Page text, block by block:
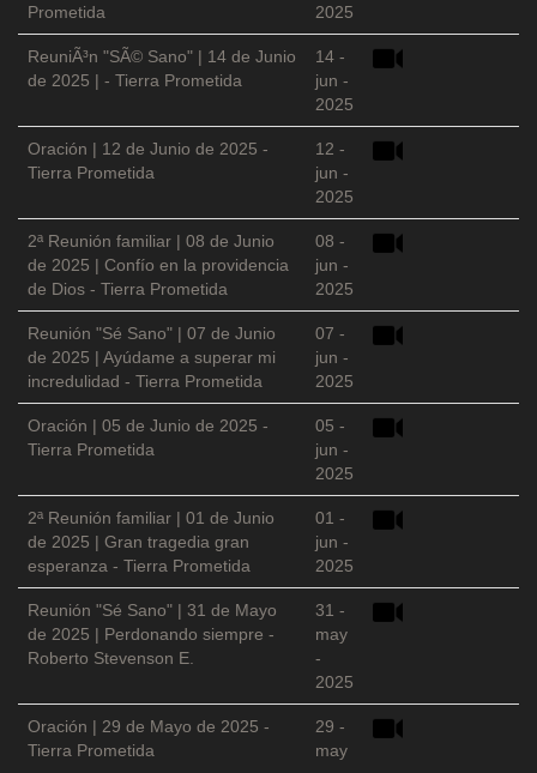
Prometida
2025
ReuniÃ³n "SÃ© Sano" | 14 de Junio
de 2025 | - Tierra Prometida
14 -
jun -
2025
Oración | 12 de Junio de 2025 -
Tierra Prometida
12 -
jun -
2025
2ª Reunión familiar | 08 de Junio
de 2025 | Confío en la providencia
de Dios - Tierra Prometida
08 -
jun -
2025
Reunión "Sé Sano" | 07 de Junio
de 2025 | Ayúdame a superar mi
incredulidad - Tierra Prometida
07 -
jun -
2025
Oración | 05 de Junio de 2025 -
Tierra Prometida
05 -
jun -
2025
2ª Reunión familiar | 01 de Junio
de 2025 | Gran tragedia gran
esperanza - Tierra Prometida
01 -
jun -
2025
Reunión "Sé Sano" | 31 de Mayo
de 2025 | Perdonando siempre -
Roberto Stevenson E.
31 -
may
-
2025
Oración | 29 de Mayo de 2025 -
Tierra Prometida
29 -
may